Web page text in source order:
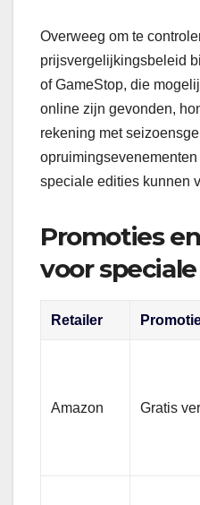
Overweeg om te
prijsvergelijkingsbeleid
of GameStop, die
online zijn gevonden,
rekening met
speciale edities kunnen
Promoties
voor
Retailer
Amazon Gratis